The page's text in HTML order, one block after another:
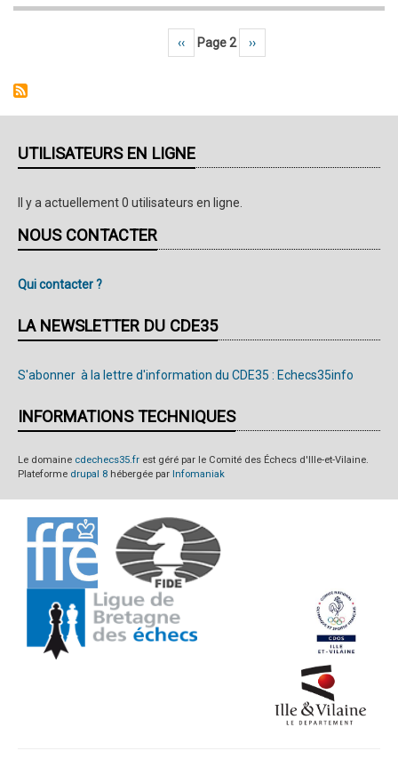
Page précédente
‹‹ Page 2 Page suivante
››
UTILISATEURS EN LIGNE
Il y a actuellement 0 utilisateurs en ligne.
NOUS CONTACTER
Qui contacter ?
LA NEWSLETTER DU CDE35
S'abonner à la lettre d'information du CDE35 : Echecs35info
INFORMATIONS TECHNIQUES
Le domaine cdechecs35.fr est géré par le Comité des Échecs d'Ille-et-Vilaine.
Plateforme drupal 8 hébergée par Infomaniak